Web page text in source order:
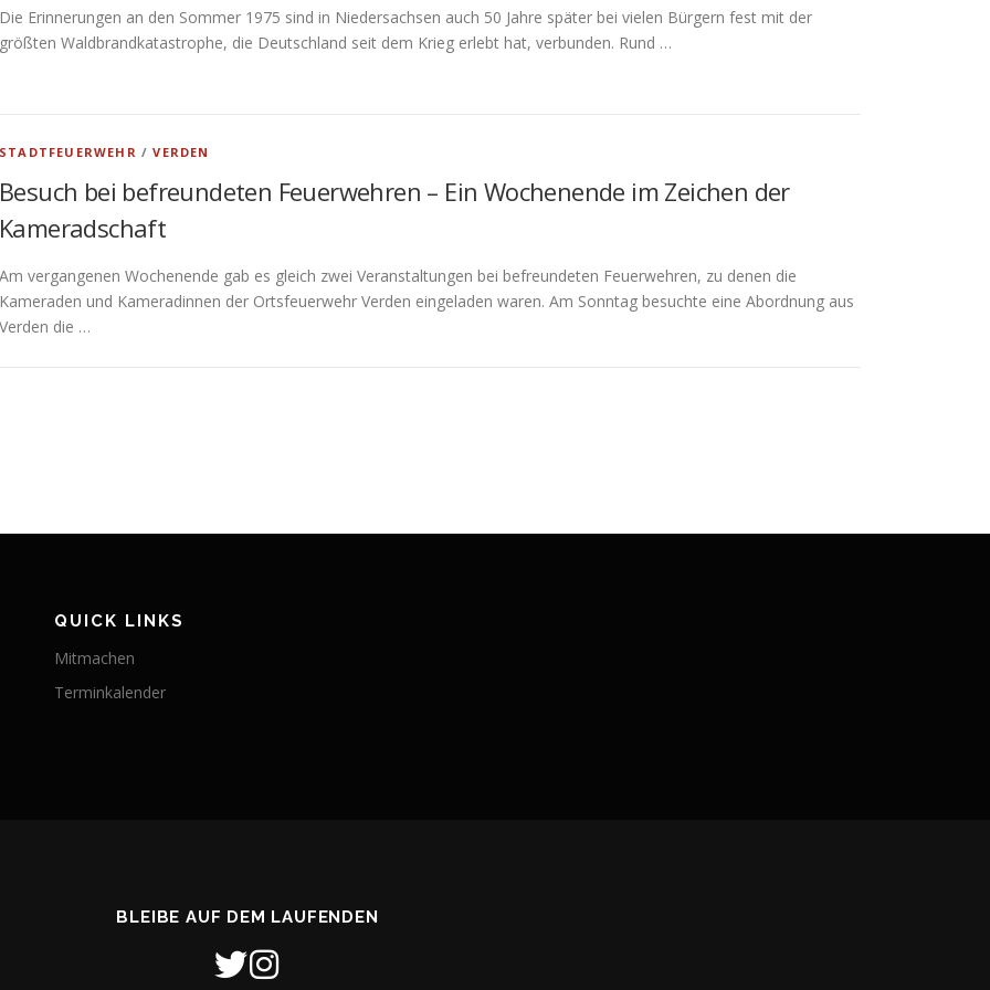
Die Erinnerungen an den Sommer 1975 sind in Niedersachsen auch 50 Jahre später bei vielen Bürgern fest mit der
größten Waldbrandkatastrophe, die Deutschland seit dem Krieg erlebt hat, verbunden. Rund …
STADTFEUERWEHR /VERDEN
Besuch bei befreundeten Feuerwehren – Ein Wochenende im Zeichen der
Kameradschaft
Am vergangenen Wochenende gab es gleich zwei Veranstaltungen bei befreundeten Feuerwehren, zu denen die
Kameraden und Kameradinnen der Ortsfeuerwehr Verden eingeladen waren. Am Sonntag besuchte eine Abordnung aus
Verden die …
QUICK LINKS
Mitmachen
Terminkalender
BLEIBE AUF DEM LAUFENDEN